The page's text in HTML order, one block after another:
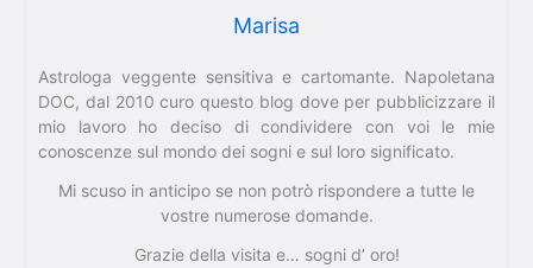
Marisa
Astrologa veggente sensitiva e cartomante. Napoletana
DOC, dal 2010 curo questo blog dove per pubblicizzare il
mio lavoro ho deciso di condividere con voi le mie
conoscenze sul mondo dei sogni e sul loro significato.
Mi scuso in anticipo se non potrò rispondere a tutte le
vostre numerose domande.
Grazie della visita e… sogni d’ oro!